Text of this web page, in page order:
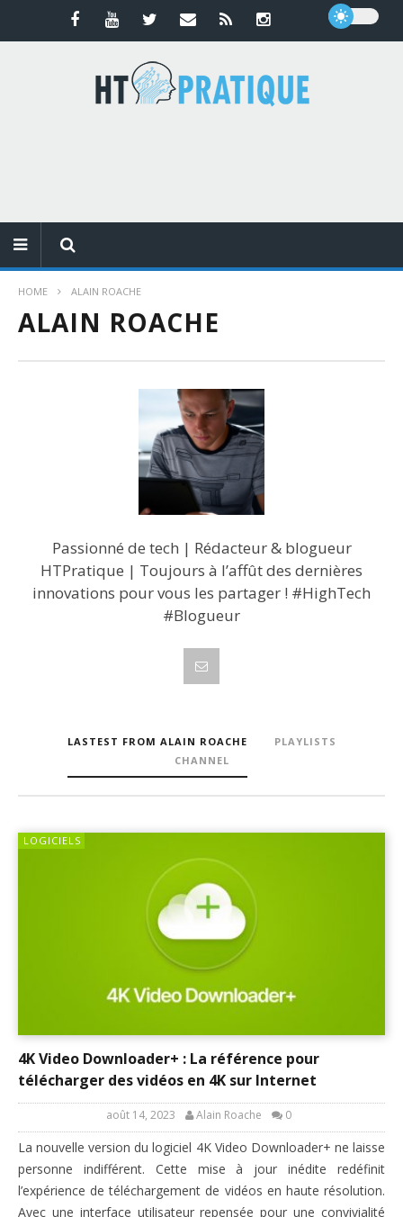
HOME ALAIN ROACHE
ALAIN ROACHE
Passionné de tech | Rédacteur & blogueur
HTPratique | Toujours à l’affût des dernières
innovations pour vous les partager ! #HighTech
#Blogueur
LASTEST FROM ALAIN ROACHE
PLAYLISTS
CHANNEL
LOGICIELS
4K Video Downloader+ : La référence pour
télécharger des vidéos en 4K sur Internet
août 14, 2023 Alain Roache 0
La nouvelle version du logiciel 4K Video Downloader+ ne laisse
personne indifférent. Cette mise à jour inédite redéfinit
l’expérience de téléchargement de vidéos en haute résolution.
Avec une interface utilisateur repensée pour une convivialité